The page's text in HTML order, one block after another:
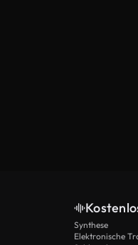
Synthese
Elektronische